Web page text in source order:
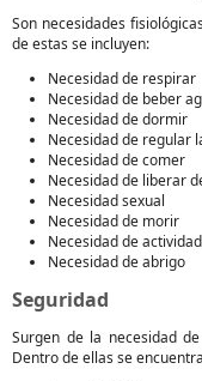
Son necesidades
de estas se incluyen:
Necesidad de respirar
Necesidad de beber
Necesidad de dormir
Necesidad de regular
Necesidad de comer
Necesidad de liberar
Necesidad sexual
Necesidad de morir
Necesidad de
Necesidad de abrigo
Seguridad
Surgen de la necesidad
Dentro de ellas se